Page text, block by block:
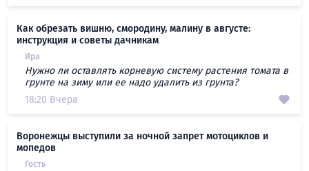
Как обрезать вишню, смородину, малину в августе:
инструкция и советы дачникам
Ира
Нужно ли оставлять корневую систему растения томата в
грунте на зиму или ее надо удалить из грунта?
18:20 Вчера
Воронежцы выступили за ночной запрет мотоциклов и
мопедов
Гость